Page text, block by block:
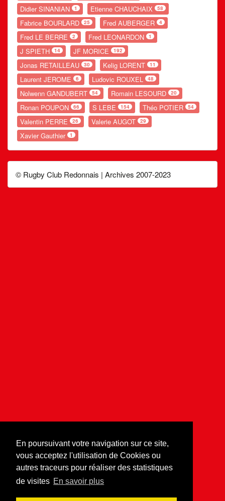
En poursuivant votre navigation sur ce site,
vous acceptez l'utilisation de Cookies ou
autres traceurs pour réaliser des statistiques
de visites En savoir plus
Didier SINANIAN 1 Etienne CHAUCHAIX 58
Fabrice BOURLARD 25 Fred AUBERGER 4
Fred LE BERRE 2 Fred LEONARDON 1
J SPIETH 14 JF MORICE 192
Jonas RETAILLEAU 30 Kelig LORENT 11
Laurent JEROME 6 Ludovic ROUXEL 48
Nolwenn GANDUBERT 54 Romain LESOURD 20
Ronan POUPON 66 S LEBE 154 Théo POTIER 54
Valentin PERRE 26 Valerie AUGOT 29
Xavier Gauthier 1
© Rugby Club Redonnais | Archives 2007-2023